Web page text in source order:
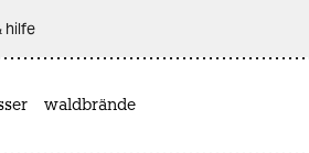
hilfe
waldbrände